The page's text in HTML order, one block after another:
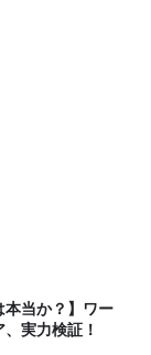
本当か？】ワー
実力検証！